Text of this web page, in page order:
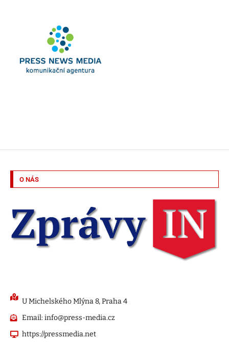
O NÁS
U Michelského Mlýna 8, Praha 4
Email: info@press-media.cz
https://pressmedia.net